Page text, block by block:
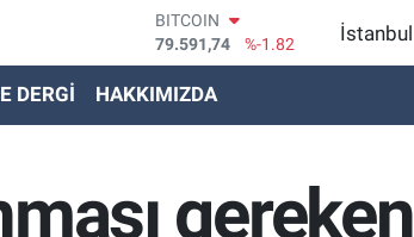
DOLAR
45,43620
%0.02
53,38690
STERLİN
BİST100
İstanbul
E DERGİ HAKKIMIZDA
gereken